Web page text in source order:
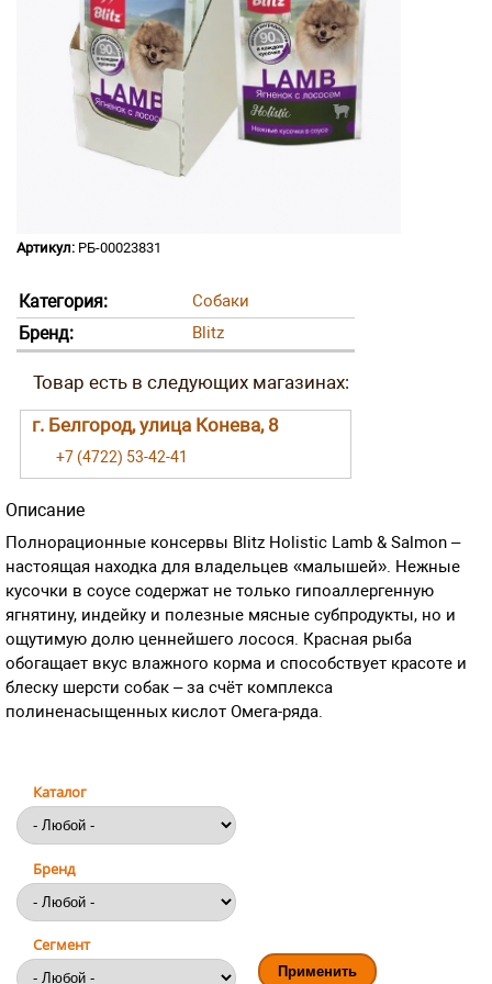
Артикул: РБ-00023831
Категория: Собаки
Бренд: Blitz
г. Белгород, улица Конева, 8
+7 (4722) 53-42-41
Описание
Полнорационные консервы Blitz Holistic Lamb & Salmon –
настоящая находка для владельцев «малышей». Нежные
кусочки в соусе содержат не только гипоаллергенную
ягнятину, индейку и полезные мясные субпродукты, но и
ощутимую долю ценнейшего лосося. Красная рыба
обогащает вкус влажного корма и способствует красоте и
блеску шерсти собак – за счёт комплекса
полиненасыщенных кислот Омега-ряда.
Каталог
Бренд
Сегмент